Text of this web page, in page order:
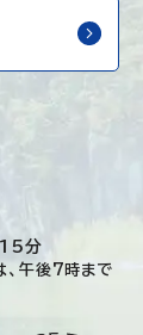
分
、午後7時まで